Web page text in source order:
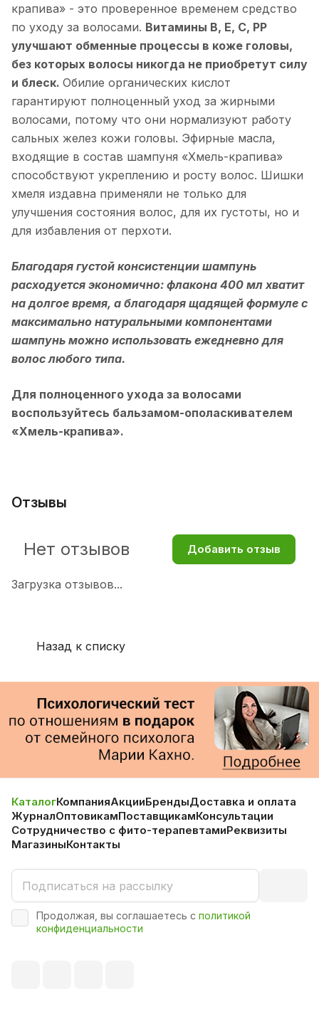
крапива» - это проверенное временем средство
по уходу за волосами. Витамины В, Е, С, РР
улучшают обменные процессы в коже головы,
без которых волосы никогда не приобретут силу
и блеск. Обилие органических кислот
гарантируют полноценный уход за жирными
волосами, потому что они нормализуют работу
сальных желез кожи головы. Эфирные масла,
входящие в состав шампуня «Хмель-крапива»
способствуют укреплению и росту волос. Шишки
хмеля издавна применяли не только для
улучшения состояния волос, для их густоты, но и
для избавления от перхоти.
Благодаря густой консистенции шампунь
расходуется экономично: флакона 400 мл хватит
на долгое время, а благодаря щадящей формуле с
максимально натуральными компонентами
шампунь можно использовать ежедневно для
волос любого типа.
Для полноценного ухода за волосами
воспользуйтесь бальзамом-ополаскивателем
«Хмель-крапива».
Отзывы
Загрузка отзывов...
Нет отзывов Добавить отзыв
Назад к списку
КаталогКомпанияАкцииБрендыДоставка и оплата
ЖурналОптовикамПоставщикамКонсультации
Сотрудничество с фито-терапевтамиРеквизиты
МагазиныКонтакты
Продолжая, вы соглашаетесь с политикой
конфиденциальности